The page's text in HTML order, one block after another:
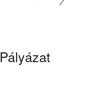
Pályázat